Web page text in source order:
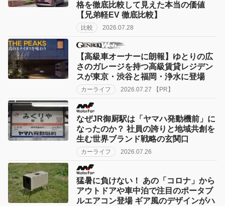
格を徹底比較して見えた本当の価値
【兄弟軽EV 徹底比較】
比較 2026.07.28
【高級車オーナーに朗報】ゆとりの広
さのガレージを持つ高級賃貸レジデン
スが東京・渋谷と福岡・浄水に登場
カーライフ 2026.07.27 【PR】
なぜJR御厨駅は「ヤマハ発動機前」に
なったのか？ 社員の誇りと地域共創を
生む世界ブランド戦略の玄関口
カーライフ 2026.07.26
猛暑に負けない！ あの「コロナ」から
アウトドアや車中泊で注目のポータブ
ルエアコン登場 ギア風のデザインがハ